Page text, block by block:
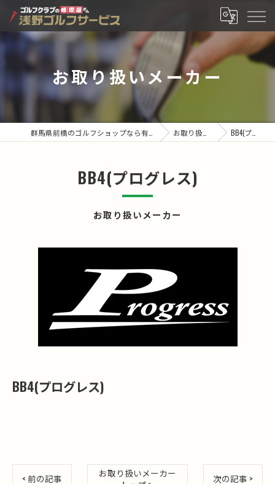
お取り扱いメーカー
お取り扱いメーカー BB4(プログレス)
お取り扱いメーカー
BB4(プログレス)
BB4(プログレス)
< 前の記事
お取り扱いメーカー
次の記事 >